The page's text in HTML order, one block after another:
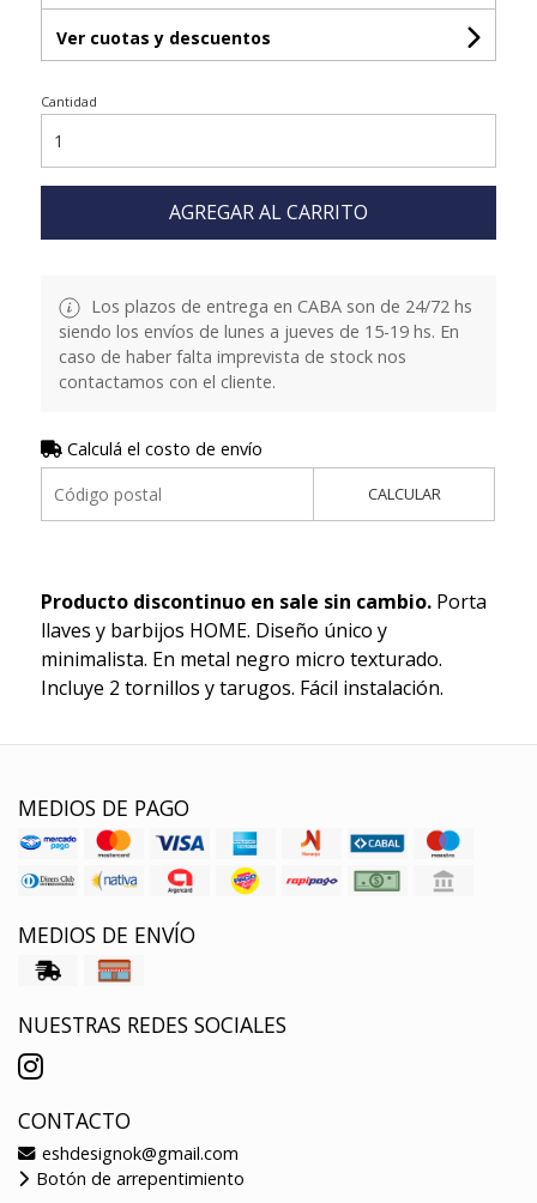
Ver cuotas y descuentos
Cantidad
AGREGAR AL CARRITO
Los plazos de entrega en CABA son de 24/72 hs
siendo los envíos de lunes a jueves de 15-19 hs. En
caso de haber falta imprevista de stock nos
contactamos con el cliente.
Calculá el costo de envío
CALCULAR
Producto discontinuo en sale sin cambio. Porta
llaves y barbijos HOME. Diseño único y
minimalista. En metal negro micro texturado.
Incluye 2 tornillos y tarugos. Fácil instalación.
MEDIOS DE PAGO
MEDIOS DE ENVÍO
NUESTRAS REDES SOCIALES
CONTACTO
eshdesignok@gmail.com
Botón de arrepentimiento